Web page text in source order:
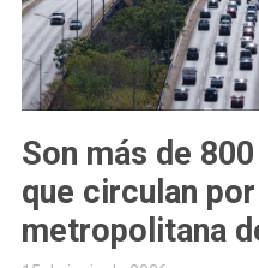
Son más de
que circulan
metropolitana